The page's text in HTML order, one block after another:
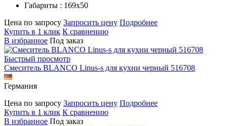
Габариты : 169х50
Цена по запросу Запросить цену Подробнее
Купить в 1 клик К сравнению
В избранное Под заказ
Быстрый просмотр
Смеситель BLANCO Linus-s для кухни черный 516708
Германия
Цена по запросу Запросить цену Подробнее
Купить в 1 клик К сравнению
В избранное Под заказ